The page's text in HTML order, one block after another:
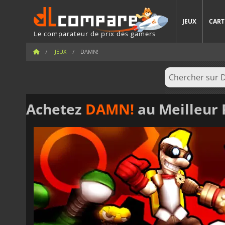
Le comparateur de prix des gamers
JEUX
JEUX DAMN!
Achetez DAMN! au Meilleur